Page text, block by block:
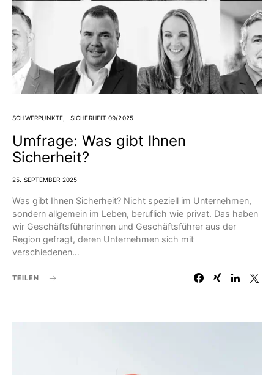
SCHWERPUNKTE SICHERHEIT 09/2025
Umfrage: Was gibt Ihnen
Sicherheit?
25. SEPTEMBER 2025
Was gibt Ihnen Sicherheit? Nicht speziell im Unternehmen,
sondern allgemein im Leben, beruflich wie privat. Das haben
wir Geschäftsführerinnen und Geschäftsführer aus der
Region gefragt, deren Unternehmen sich mit
verschiedenen…
TEILEN